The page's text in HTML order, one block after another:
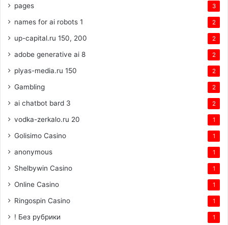
pages 3
names for ai robots 1 2
up-capital.ru 150, 200 2
adobe generative ai 8 2
plyas-media.ru 150 2
Gambling 2
ai chatbot bard 3 2
vodka-zerkalo.ru 20 1
Golisimo Casino 1
anonymous 1
Shelbywin Casino 1
Online Casino 1
Ringospin Casino 1
! Без рубрики 1